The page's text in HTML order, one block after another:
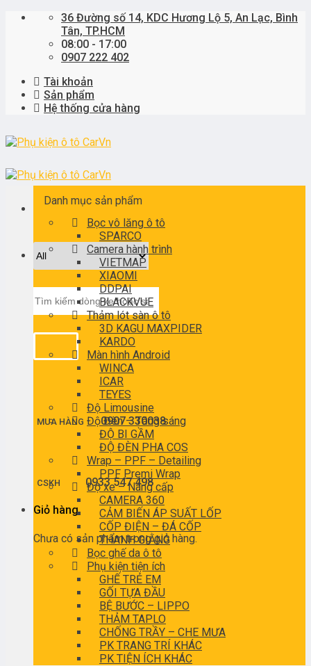
Skip
36 Đường số 14, KDC Hương Lộ 5, An Lạc, Bình
Tân, TP.HCM
08:00 - 17:00
0907 222 402
Tài khoản
Sản phẩm
Hệ thống cửa hàng
kiếm:
MUA HÀNG0907 330038
CSKH 0933 547 498
Giỏ hàng
Chưa có sản phẩm trong giỏ hàng.
Danh mục sản phẩm
Bọc vô lăng ô tô
SPARCO
Camera hành trình
VIETMAP
XIAOMI
DDPAI
BLACKVUE
Thảm lót sàn ô tô
3D KAGU MAXPIDER
KARDO
Màn hình Android
WINCA
ICAR
TEYES
Độ Limousine
Độ Đèn – Tăng sáng
ĐỘ BI GẦM
ĐỘ ĐÈN PHA COS
Wrap – PPF – Detailing
PPF Premi Wrap
Độ xe – Nâng cấp
CAMERA 360
CẢM BIẾN ÁP SUẤT LỐP
CỐP ĐIỆN – ĐÁ CỐP
THANH GIẰNG
Bọc ghế da ô tô
Phụ kiện tiện ích
GHẾ TRẺ EM
GỐI TỰA ĐẦU
BỆ BƯỚC – LIPPO
THẢM TAPLO
CHỐNG TRẦY – CHE MƯA
PK TRANG TRÍ KHÁC
PK TIỆN ÍCH KHÁC